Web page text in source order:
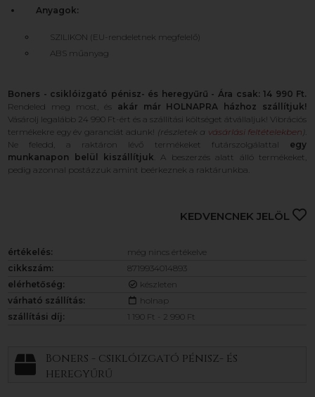
Anyagok:
SZILIKON (EU-rendeletnek megfelelő)
ABS műanyag
Boners - csiklóizgató pénisz- és heregyűrű - Ára csak: 14 990 Ft.
Rendeled meg most, és akár már HOLNAPRA házhoz szállítjuk!
Vásárolj legalább 24 990 Ft-ért és a szállítási költséget átvállaljuk! Vibrációs
termékekre egy év garanciát adunk! (részletek a vásárlási feltételekben )
Ne feledd, a raktáron lévő termékeket futárszolgálattal egy
munkanapon belül kiszállítjuk . A beszerzés alatt álló termékeket,
pedig azonnal postázzuk amint beérkeznek a raktárunkba.
KEDVENCNEK JELÖL
értékelés:
még nincs értékelve
cikkszám:
8719934014893
elérhetőség:
készleten
várható szállítás:
holnap
szállítási díj:
1 190 Ft - 2 990 Ft
Boners - csiklóizgató pénisz- és
heregyűrű